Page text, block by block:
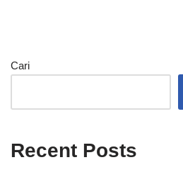
Cari
Recent Posts